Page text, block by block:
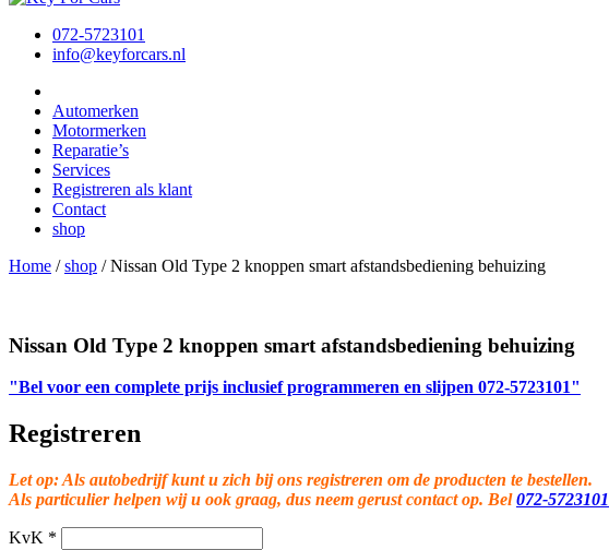
072-5723101
info@keyforcars.nl
Automerken
Motormerken
Reparatie’s
Services
Registreren als klant
Contact
shop
Home /shop /Nissan Old Type 2 knoppen smart afstandsbediening behuizing
Nissan Old Type 2 knoppen smart afstandsbediening behuizing
"Bel voor een complete prijs inclusief programmeren en slijpen 072-5723101"
Registreren
Let op: Als autobedrijf kunt u zich bij ons registreren om de producten te bestellen.
Als particulier helpen wij u ook graag, dus neem gerust contact op. Bel072-5723101
KvK *